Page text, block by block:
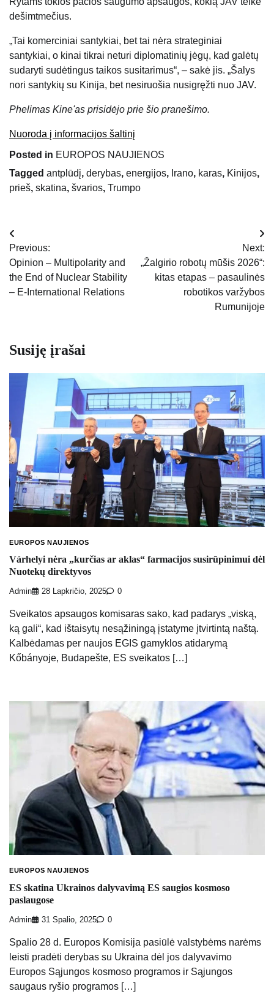
dešimtmečius.
„Tai komerciniai santykiai, bet tai nėra strateginiai
santykiai, o kinai tikrai neturi diplomatinių jėgų, kad galėtų
sudaryti sudėtingus taikos susitarimus“, – sakė jis. „Šalys
nori santykių su Kinija, bet nesiruošia nusigręžti nuo JAV.
Phelimas Kine'as prisidėjo prie šio pranešimo.
Nuoroda į informacijos šaltinį
Posted in EUROPOS NAUJIENOS
Tagged antplūdį, derybas, energijos, Irano, karas, Kinijos,
prieš, skatina, švarios, Trumpo
Navigacija
tarp
įrašų
Previous:
Opinion – Multipolarity and
the End of Nuclear Stability
– E-International Relations
Next:
„Žalgirio robotų mūšis 2026“:
kitas etapas – pasaulinės
robotikos varžybos
Rumunijoje
Susiję įrašai
EUROPOS NAUJIENOS
Várhelyi nėra „kurčias ar aklas“ farmacijos susirūpinimui dėl
Nuotekų direktyvos
Admin 28 Lapkričio, 2025 0
Sveikatos apsaugos komisaras sako, kad padarys „viską,
ką gali“, kad ištaisytų nesąžiningą įstatyme įtvirtintą naštą.
Kalbėdamas per naujos EGIS gamyklos atidarymą
Kőbányoje, Budapešte, ES sveikatos […]
EUROPOS NAUJIENOS
ES skatina Ukrainos dalyvavimą ES saugios kosmoso
paslaugose
Admin 31 Spalio, 2025 0
Spalio 28 d. Europos Komisija pasiūlė valstybėms narėms
leisti pradėti derybas su Ukraina dėl jos dalyvavimo
Europos Sąjungos kosmoso programos ir Sąjungos
saugaus ryšio programos […]